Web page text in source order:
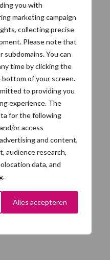
you with
marketing campaign
collecting precise
Please note that
subdomains. You can
time by clicking the
of your screen.
to providing you
experience. The
for the following
or access
and content,
audience research,
data, and
Alles accepteren
of aan het
(koolstofdioxide)
met een
Toegang tot de
interface
door een
De flessen
worden
hoeven niet te